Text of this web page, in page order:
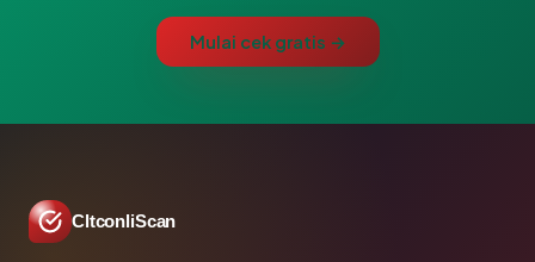
Mulai cek gratis →
CltconliScan